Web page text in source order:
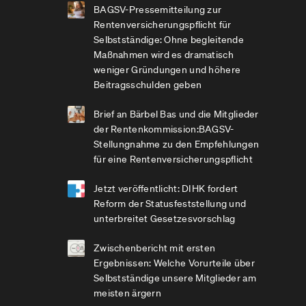
BAGSV-Pressemitteilung zur
Rentenversicherungspflicht für
Selbstständige: Ohne begleitende
Maßnahmen wird es dramatisch
weniger Gründungen und höhere
Beitragsschulden geben
Brief an Bärbel Bas und die Mitglieder
der Rentenkommission:BAGSV-
Stellungnahme zu den Empfehlungen
für eine Rentenversicherungspflicht
Jetzt veröffentlicht: DIHK fordert
Reform der Statusfeststellung und
unterbreitet Gesetzesvorschlag
Zwischenbericht mit ersten
Ergebnissen: Welche Vorurteile über
Selbstständige unsere Mitglieder am
meisten ärgern